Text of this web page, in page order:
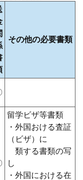
その他の必要書類
留学ビザ等書類
・外国おける査証
（ビザ）に
類する書類の写
し
・外国における在